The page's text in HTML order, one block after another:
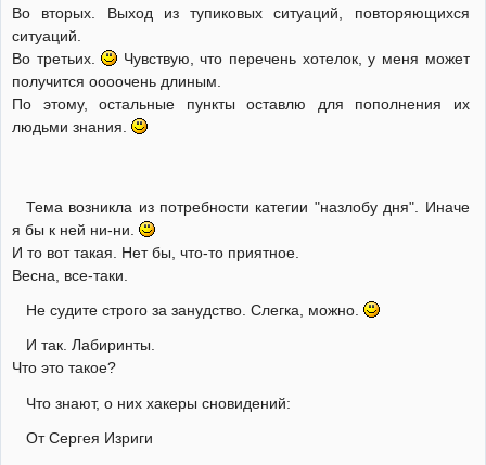
Во вторых. Выход из тупиковых ситуаций, повторяющихся
ситуаций.
Во третьих.
Чувствую, что перечень хотелок, у меня может
получится оооочень длиным.
По этому, остальные пункты оставлю для пополнения их
людьми знания.
Тема возникла из потребности категии "назлобу дня". Иначе
я бы к ней ни-ни.
И то вот такая. Нет бы, что-то приятное.
Весна, все-таки.
Не судите строго за занудство. Слегка, можно.
И так. Лабиринты.
Что это такое?
Что знают, о них хакеры сновидений:
От Сергея Изриги